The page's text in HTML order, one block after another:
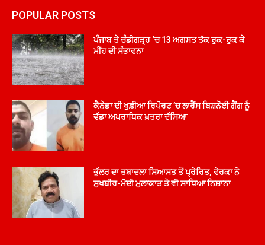
POPULAR POSTS
ਪੰਜਾਬ ਤੇ ਚੰਡੀਗੜ੍ਹ ‘ਚ 13 ਅਗਸਤ ਤੱਕ ਰੁਕ-ਰੁਕ ਕੇ
ਮੀਂਹ ਦੀ ਸੰਭਾਵਨਾ
ਕੈਨੇਡਾ ਦੀ ਖੁਫ਼ੀਆ ਰਿਪੋਰਟ ’ਚ ਲਾਰੈਂਸ ਬਿਸ਼ਨੋਈ ਗੈਂਗ ਨੂੰ
ਵੱਡਾ ਅਪਰਾਧਿਕ ਖ਼ਤਰਾ ਦੱਸਿਆ
ਭੁੱਲਰ ਦਾ ਤਬਾਦਲਾ ਸਿਆਸਤ ਤੋਂ ਪ੍ਰੇਰਿਤ, ਵੇਰਕਾ ਨੇ
ਸੁਖਬੀਰ-ਮੋਦੀ ਮੁਲਾਕਾਤ ਤੇ ਵੀ ਸਾਧਿਆ ਨਿਸ਼ਾਨਾ